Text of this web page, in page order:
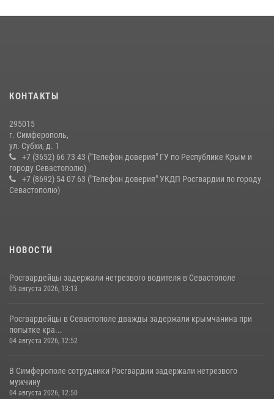
В крымской столице росгвардейцы задержали подозреваемую в
10 июля 2026, 15:10
КОНТАКТЫ
295015
г. Симферополь,
ул. Субхи, д. 1
+7 (3652) 66 73 43 ("Телефон доверия" ГУ по Республике Крым и
городу Севастополю)
+7 (8692) 54 07 63 ("Телефон доверия" УКДП Росгвардии по городу
Севастополю)
НОВОСТИ
Росгвардейцы задержали нетрезвого водителя в Севастополе
05 августа 2026, 13:13
Росгвардейцы в Севастополе дважды задержали крымчанина при
попытке кра...
04 августа 2026, 12:52
В Симферополе сотрудники Росгвардии задержали нетрезвого
мужчину
04 августа 2026, 12:50